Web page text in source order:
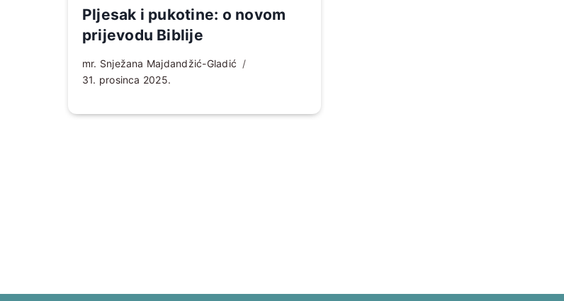
Pljesak i pukotine: o novom
prijevodu Biblije
mr. Snježana Majdandžić-Gladić
31. prosinca 2025.